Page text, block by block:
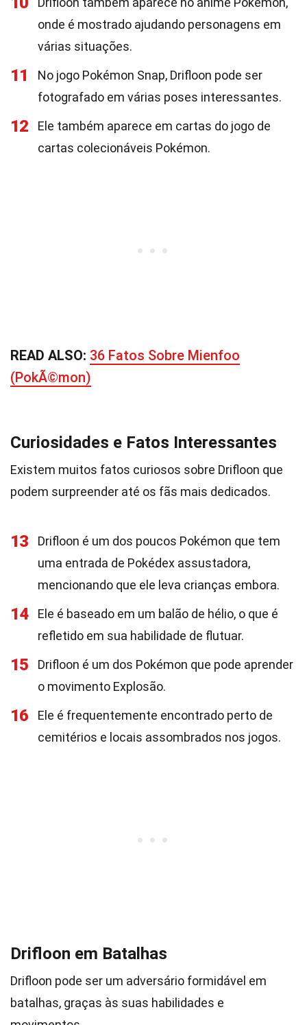
onde é mostrado ajudando personagens em
várias situações.
11
No jogo Pokémon Snap, Drifloon pode ser
fotografado em várias poses interessantes.
12
Ele também aparece em cartas do jogo de
cartas colecionáveis Pokémon.
READ ALSO: 36 Fatos Sobre Mienfoo
(PokÃ©mon)
Curiosidades e Fatos Interessantes
Existem muitos fatos curiosos sobre Drifloon que
podem surpreender até os fãs mais dedicados.
13
Drifloon é um dos poucos Pokémon que tem
uma entrada de Pokédex assustadora,
mencionando que ele leva crianças embora.
14
Ele é baseado em um balão de hélio, o que é
refletido em sua habilidade de flutuar.
15
Drifloon é um dos Pokémon que pode aprender
o movimento Explosão.
16
Ele é frequentemente encontrado perto de
cemitérios e locais assombrados nos jogos.
Drifloon em Batalhas
Drifloon pode ser um adversário formidável em
batalhas, graças às suas habilidades e